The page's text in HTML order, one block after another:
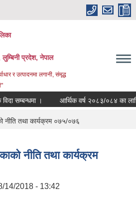
प्रदेश, नेपाल
र उत्पादनमा लगानी, संमृद्ध
सम्बन्धमा । आर्थिक वर्ष २०८३/०८४ का
नीति तथा कार्यक्रम ०७५/०७६
नीति तथा कार्यक्रम
14/2018 - 13:42